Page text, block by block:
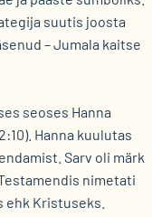
suutis joosta
– Jumala kaitse
seoses Hanna
Hanna kuulutas
Sarv oli märk
nimetati
ehk Kristuseks.